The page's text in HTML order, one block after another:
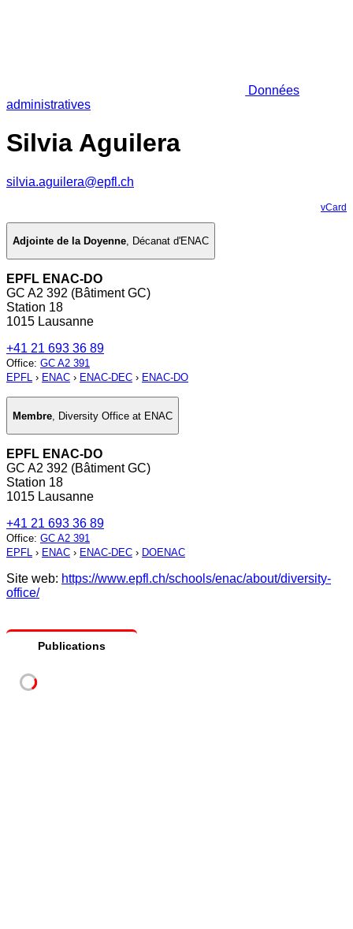
Données
administratives
Silvia Aguilera
silvia.aguilera@epfl.ch
vCard
Adjointe de la Doyenne, Décanat d'ENAC
EPFL ENAC-DO
GC A2 392 (Bâtiment GC)
Station 18
1015 Lausanne
+41 21 693 36 89
Office: GC A2 391
EPFL › ENAC › ENAC-DEC › ENAC-DO
Membre Diversity Office at ENAC
EPFL ENAC-DO
GC A2 392 (Bâtiment GC)
Station 18
1015 Lausanne
+41 21 693 36 89
Office: GC A2 391
EPFL › ENAC › ENAC-DEC › DOENAC
Site web: https://www.epfl.ch/schools/enac/about/diversity-
office/
Publications